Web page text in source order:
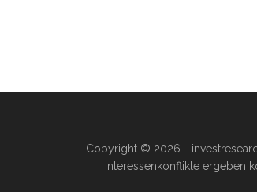
Copyright © 2026 -
Interessenkonflikte ergeben